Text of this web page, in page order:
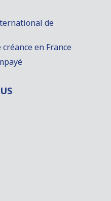
de
en France